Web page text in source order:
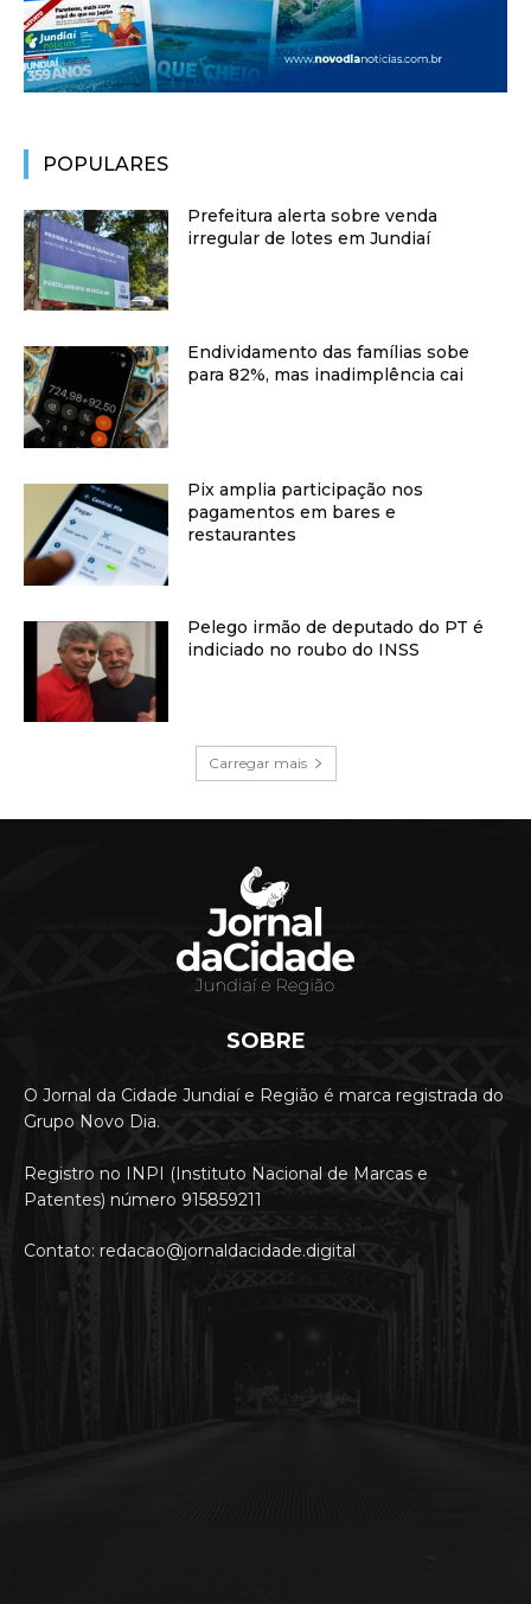
POPULARES
Prefeitura alerta sobre venda
irregular de lotes em Jundiaí
Endividamento das famílias sobe
para 82%, mas inadimplência cai
Pix amplia participação nos
pagamentos em bares e
restaurantes
Pelego irmão de deputado do PT é
indiciado no roubo do INSS
Carregar mais
SOBRE
O Jornal da Cidade Jundiaí e Região é marca registrada do
Grupo Novo Dia.
Registro no INPI (Instituto Nacional de Marcas e
Patentes) número 915859211
Contato: redacao@jornaldacidade.digital